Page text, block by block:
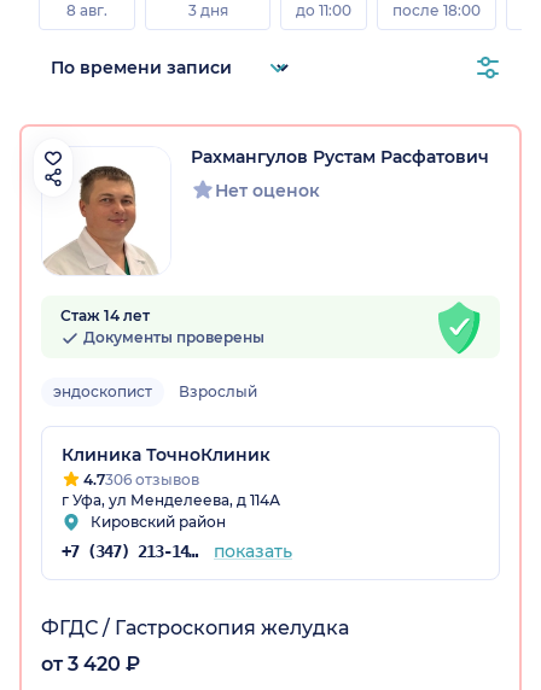
8 авг.
3 дня
до 11:00
после 18:00
Рахмангулов Рустам Расфатович
Нет оценок
Стаж 14 лет
Документы проверены
эндоскопист Взрослый
Клиника ТочноКлиник
4.7306 отзывов
г Уфа, ул Менделеева, д 114А
Кировский район
+7 (347) 213-14-72 показать
ФГДС / Гастроскопия желудка
от 3 420 ₽